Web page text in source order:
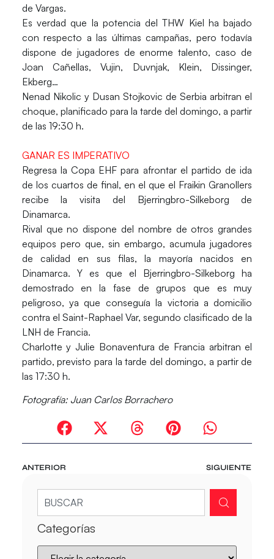
de Vargas.
Es verdad que la potencia del THW Kiel ha bajado
con respecto a las últimas campañas, pero todavía
dispone de jugadores de enorme talento, caso de
Joan Cañellas, Vujin, Duvnjak, Klein, Dissinger,
Ekberg…
Nenad Nikolic y Dusan Stojkovic de Serbia arbitran el
choque, planificado para la tarde del domingo, a partir
de las 19:30 h.
GANAR ES IMPERATIVO
Regresa la Copa EHF para afrontar el partido de ida
de los cuartos de final, en el que el Fraikin Granollers
recibe la visita del Bjerringbro-Silkeborg de
Dinamarca.
Rival que no dispone del nombre de otros grandes
equipos pero que, sin embargo, acumula jugadores
de calidad en sus filas, la mayoría nacidos en
Dinamarca. Y es que el Bjerringbro-Silkeborg ha
demostrado en la fase de grupos que es muy
peligroso, ya que conseguía la victoria a domicilio
contra el Saint-Raphael Var, segundo clasificado de la
LNH de Francia.
Charlotte y Julie Bonaventura de Francia arbitran el
partido, previsto para la tarde del domingo, a partir de
las 17:30 h.
Fotografía: Juan Carlos Borrachero
ANTERIOR SIGUIENTE
Categorías